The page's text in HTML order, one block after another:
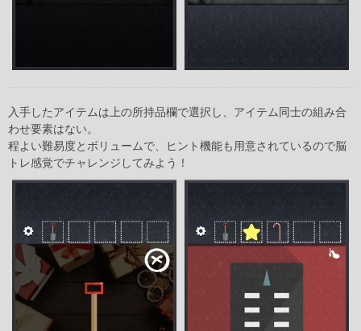
入手したアイテムは上の所持品欄で選択し、アイテム同士の組み合
わせ要素はない。
程よい難易度とボリュームで、ヒント機能も用意されているので脳
トレ感覚でチャレンジしてみよう！